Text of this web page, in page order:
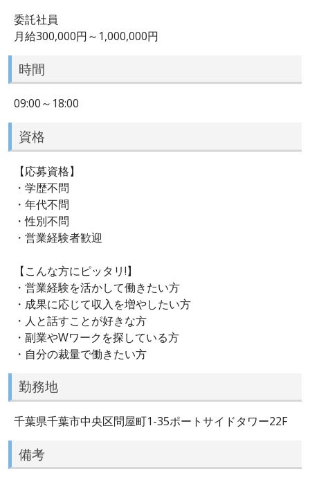
委託社員
月給300,000円～1,000,000円
時間
09:00～18:00
資格
【応募資格】
・学歴不問
・年代不問
・性別不問
・営業経験者歓迎
【こんな方にピッタリ!】
・営業経験を活かして働きたい方
・成果に応じて収入を増やしたい方
・人と話すことが好きな方
・副業やWワークを探している方
・自分の裁量で働きたい方
勤務地
千葉県千葉市中央区問屋町1-35ポートサイドタワー22F
備考